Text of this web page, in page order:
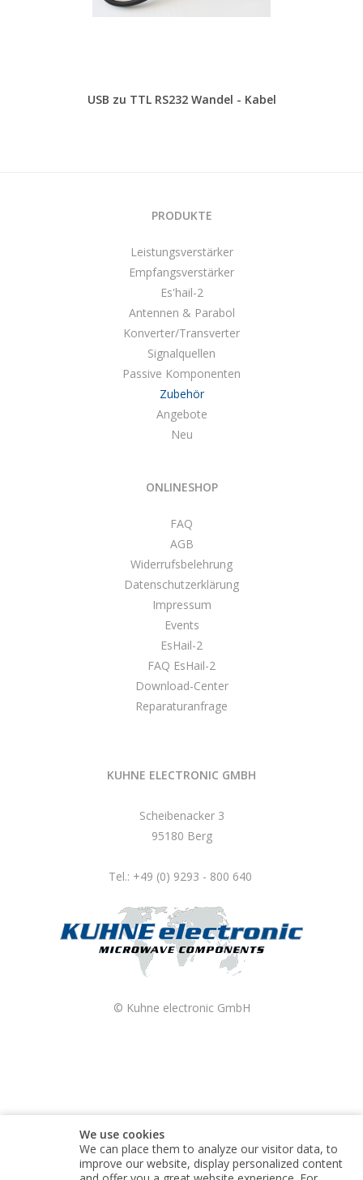
USB zu TTL RS232 Wandel - Kabel
PRODUKTE
Leistungsverstärker
Empfangsverstärker
Es'hail-2
Antennen & Parabol
Konverter/Transverter
Signalquellen
Passive Komponenten
Zubehör
Angebote
Neu
ONLINESHOP
FAQ
AGB
Widerrufsbelehrung
Datenschutzerklärung
Impressum
Events
EsHail-2
FAQ EsHail-2
Download-Center
Reparaturanfrage
KUHNE ELECTRONIC GMBH
Scheibenacker 3
95180 Berg
Tel.: +49 (0) 9293 - 800 640
© Kuhne electronic GmbH
We use cookies
We can place them to analyze our visitor data, to
improve our website, display personalized content